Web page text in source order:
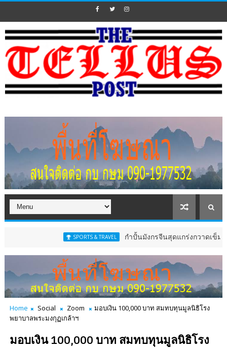
SPORTS & TRAVEL กำปั้นมังกรจีนสุดแกร่งกวาดเข็มขัดสหพันธ์มว
Home Social Zoom
มอบเงิน 100,000 บาท สมทบทุนมูลนิธิโรง
พยาบาลพระมงกุฏเกล้าฯ
มอบเงิน 100,000 บาท สมทบทุนมูลนิธิโรง